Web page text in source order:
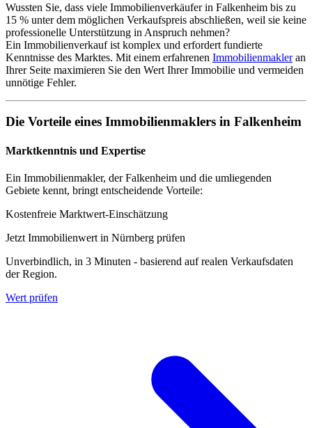
Wussten Sie, dass viele Immobilienverkäufer in Falkenheim bis zu
15 % unter dem möglichen Verkaufspreis abschließen, weil sie keine
professionelle Unterstützung in Anspruch nehmen?
Ein Immobilienverkauf ist komplex und erfordert fundierte
Kenntnisse des Marktes. Mit einem erfahrenen Immobilienmakleran
Ihrer Seite maximieren Sie den Wert Ihrer Immobilie und vermeiden
unnötige Fehler.
Die Vorteile eines Immobilienmaklers in Falkenheim
Marktkenntnis und Expertise
Ein Immobilienmakler, der Falkenheim und die umliegenden
Gebiete kennt, bringt entscheidende Vorteile:
Kostenfreie Marktwert-Einschätzung
Jetzt Immobilienwert in Nürnberg prüfen
Unverbindlich, in 3 Minuten - basierend auf realen Verkaufsdaten
der Region.
Wert prüfen